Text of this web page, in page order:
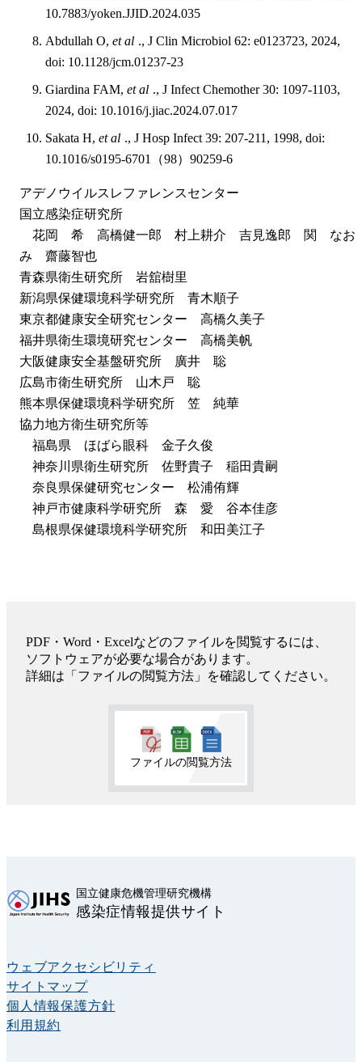
10.7883/yoken.JJID.2024.035
Abdullah O, et al ., J Clin Microbiol 62: e0123723, 2024,
doi: 10.1128/jcm.01237-23
Giardina FAM, et al ., J Infect Chemother 30: 1097-1103,
2024, doi: 10.1016/j.jiac.2024.07.017
Sakata H, et al ., J Hosp Infect 39: 207-211, 1998, doi:
10.1016/s0195-6701（98）90259-6
アデノウイルスレファレンスセンター
国立感染症研究所
花岡 希 高橋健一郎 村上耕介 吉見逸郎 関 なお
み 齋藤智也
青森県衛生研究所 岩舘樹里
新潟県保健環境科学研究所 青木順子
東京都健康安全研究センター 高橋久美子
福井県衛生環境研究センター 高橋美帆
大阪健康安全基盤研究所 廣井 聡
広島市衛生研究所 山木戸 聡
熊本県保健環境科学研究所 笠 純華
協力地方衛生研究所等
福島県 ほばら眼科 金子久俊
神奈川県衛生研究所 佐野貴子 稲田貴嗣
奈良県保健研究センター 松浦侑輝
神戸市健康科学研究所 森 愛 谷本佳彦
島根県保健環境科学研究所 和田美江子
PDF・Word・Excelなどのファイルを閲覧するには、
ソフトウェアが必要な場合があります。
詳細は「ファイルの閲覧方法」を確認してください。
ファイルの閲覧方法
国立健康危機管理研究機構
感染症情報提供サイト
ウェブアクセシビリティ
サイトマップ
個人情報保護方針
利用規約